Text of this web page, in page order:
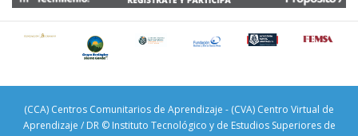
(CCA) Centros Comunitarios de Aprendizaje - (CVA) Centro Virtual de
Aprendizaje / DR © Instituto Tecnológico y de Estudios Superiores de